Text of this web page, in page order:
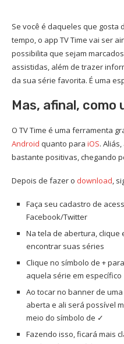
Se você é daqueles que gosta
tempo, o app TV Time vai ser
possibilita que sejam
assistidas, além de trazer
da sua série favorita. É uma
Mas, afinal, como
O TV Time é uma ferramenta
Android quanto para iOS.
bastante positivas, chegando
Depois de fazer o download,
Faça seu cadastro de
Facebook/Twitter
Na tela de abertura, clique
encontrar suas séries
Clique no símbolo de +
aquela série em específico
Ao tocar no banner de
aberta e ali será possível
meio do símbolo de ✓
Fazendo isso, ficará mais